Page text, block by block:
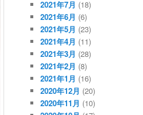
2021年7月 (18)
2021年6月 (6)
2021年5月 (23)
2021年4月 (11)
2021年3月 (28)
2021年2月 (8)
2021年1月 (16)
2020年12月 (20)
2020年11月 (10)